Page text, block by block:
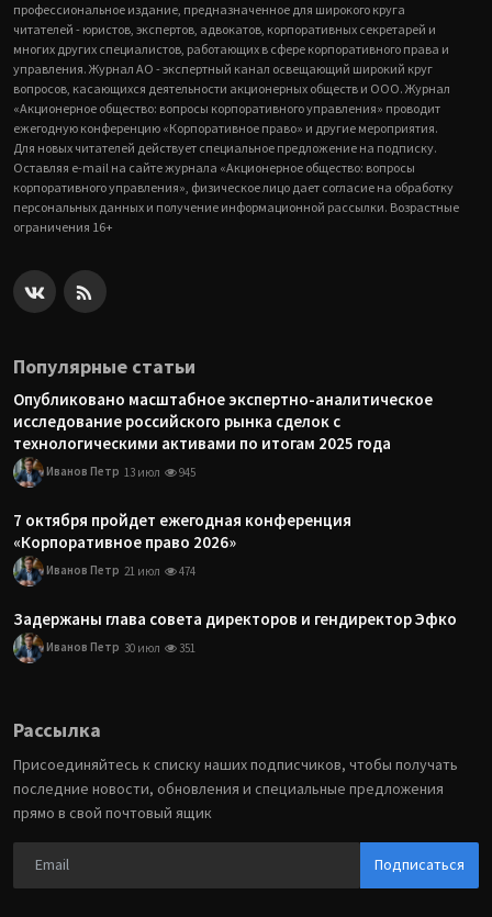
профессиональное издание, предназначенное для широкого круга
читателей - юристов, экспертов, адвокатов, корпоративных секретарей и
многих других специалистов, работающих в сфере корпоративного права и
управления. Журнал АО - экспертный канал освещающий широкий круг
вопросов, касающихся деятельности акционерных обществ и ООО. Журнал
«Акционерное общество: вопросы корпоративного управления» проводит
ежегодную конференцию «Корпоративное право» и другие мероприятия.
Для новых читателей действует специальное предложение на подписку.
Оставляя e-mail на сайте журнала «Акционерное общество: вопросы
корпоративного управления», физическое лицо дает согласие на обработку
персональных данных и получение информационной рассылки. Возрастные
ограничения 16+
Популярные статьи
Опубликовано масштабное экспертно-аналитическое
исследование российского рынка сделок с
технологическими активами по итогам 2025 года
Иванов Петр 13 июл 945
7 октября пройдет ежегодная конференция
«Корпоративное право 2026»
Иванов Петр 21 июл 474
Задержаны глава совета директоров и гендиректор Эфко
Иванов Петр 30 июл 351
Рассылка
Присоединяйтесь к списку наших подписчиков, чтобы получать
последние новости, обновления и специальные предложения
прямо в свой почтовый ящик
Подписаться